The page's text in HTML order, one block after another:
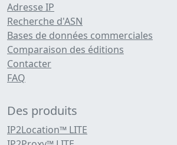
Adresse IP
Recherche d'ASN
Bases de données commerciales
Comparaison des éditions
Contacter
FAQ
Des produits
IP2Location™ LITE